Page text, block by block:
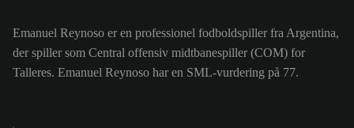
Emanuel Reynoso er en professionel fodboldspiller fra Argentina,
der spiller som Central offensiv midtbanespiller (COM) for
Talleres. Emanuel Reynoso har en SML-vurdering på 77.